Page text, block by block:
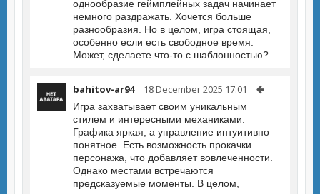
однообразие геймплейных задач начинает
немного раздражать. Хочется больше
разнообразия. Но в целом, игра стоящая,
особенно если есть свободное время.
Может, сделаете что-то с шаблонностью?
bahitov-ar94 18 December 2025 17:01
Игра захватывает своим уникальным
стилем и интересными механиками.
Графика яркая, а управление интуитивно
понятное. Есть возможность прокачки
персонажа, что добавляет вовлеченности.
Однако местами встречаются
предсказуемые моменты. В целом,